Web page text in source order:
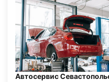
Автосервис